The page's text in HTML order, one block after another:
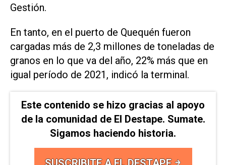
Gestión.
En tanto, en el puerto de Quequén fueron
cargadas más de 2,3 millones de toneladas de
granos en lo que va del año, 22% más que en
igual período de 2021, indicó la terminal.
Este contenido se hizo gracias al apoyo
de la comunidad de El Destape. Sumate.
Sigamos haciendo historia.